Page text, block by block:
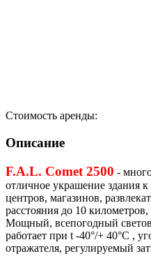
Стоимость аренды:
Описание
F.A.L. Comet 2500 -
отличное украшение здания
центров, магазинов,
расстояния до 10
Мощный, всепогодный
работает при t -40°/+ 40°С ,
отражателя, регулируемый